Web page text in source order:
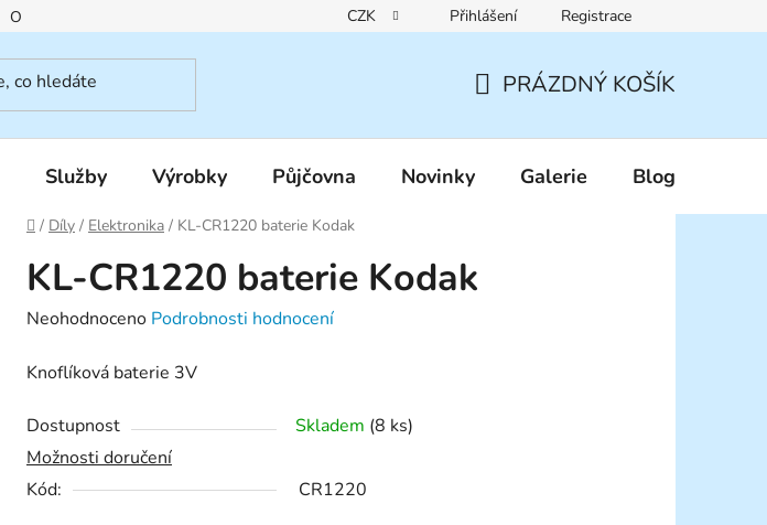
O nás Reklamační řád Pravidla zákaznických slev
CZK Přihlášení Registrace
KOŠÍK
PRÁZDNÝ KOŠÍK
Služby Výrobky Půjčovna Novinky Galerie Blog
Domů
/ Díly / Elektronika / KL-CR1220 baterie Kodak
KL-CR1220 baterie Kodak
Průměrné
produktu
0,0
z
5
Neohodnoceno Podrobnosti hodnocení
Knoflíková baterie 3V
Dostupnost Skladem (8 ks)
Možnosti doručení
Kód:
CR1220